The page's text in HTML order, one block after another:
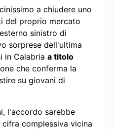
a chiudere uno
del proprio mercato
sinistro di
sorprese dell'ultima
in Calabria a titolo
che conferma la
su giovani di
l'accordo sarebbe
complessiva vicina